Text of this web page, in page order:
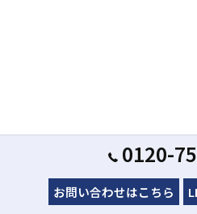
0120-
お問い合わせはこちら